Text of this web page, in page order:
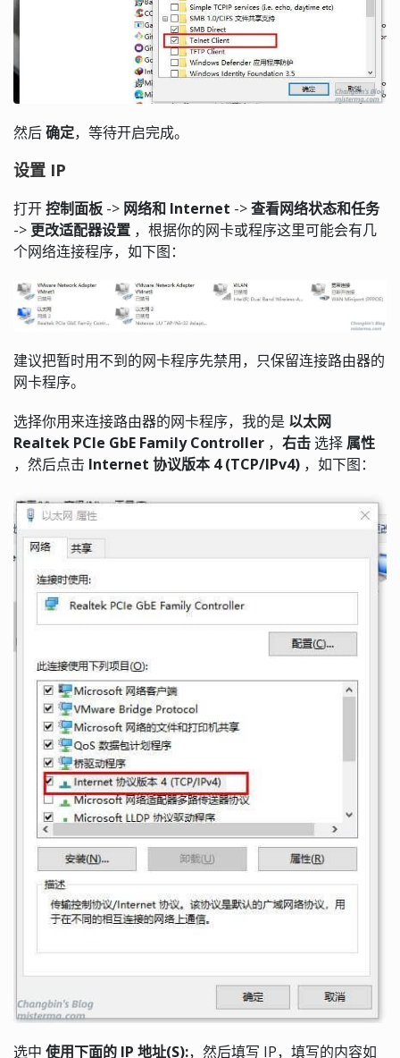
然后确定，等待开启完成。
设置 IP
打开控制面板 -> 网络和 Internet ->查看网络状态和任务
-> 更改适配器设置 ，根据你的网卡或程序这里可能会有几
个网络连接程序，如下图：
建议把暂时用不到的网卡程序先禁用，只保留连接路由器的
网卡程序。
选择你用来连接路由器的网卡程序，我的是 以太网
Realtek PCIe GbE Family Controller ， 右击选择 属性
，然后点击 Internet 协议版本 4 (TCP/IPv4) ，如下图：
选中 使用下面的 IP 地址(S):，然后填写 IP，填写的内容如